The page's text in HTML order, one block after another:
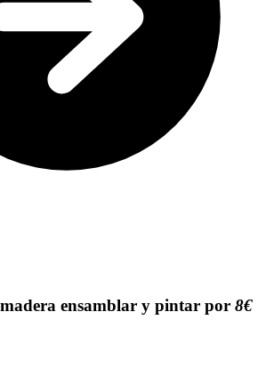
ensamblar y pintar por 8€